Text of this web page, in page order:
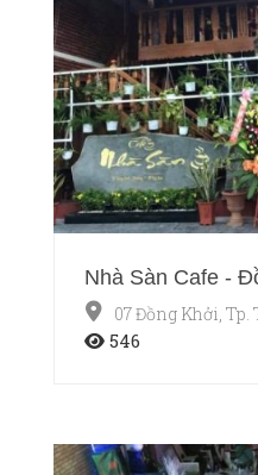
Nhà Sàn Cafe -
07 Đồng Khởi, Tp.
546